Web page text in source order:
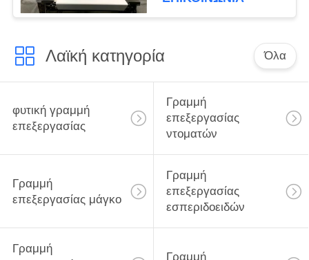
Λαϊκή κατηγορία Όλα
φυτική γραμμή
επεξεργασίας
Γραμμή
επεξεργασίας
ντοματών
Γραμμή
επεξεργασίας μάγκο
Γραμμή
επεξεργασίας
εσπεριδοειδών
Γραμμή
Γραμμή